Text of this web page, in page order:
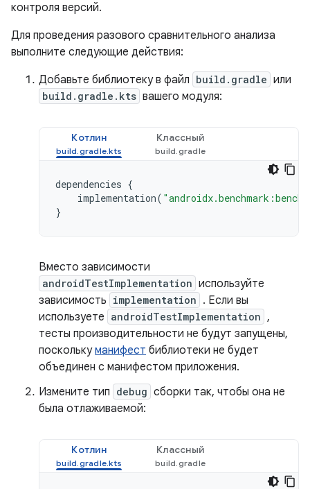
контроля версий.
Для проведения разового сравнительного анализа
выполните следующие действия:
Добавьте библиотеку в файл build.gradle или
build.gradle.kts вашего модуля:
Котлин Классный
dependencies {
implementation(
}
Вместо зависимости
androidTestImplementation используйте
зависимость implementation . Если вы
используете androidTestImplementation ,
тесты производительности не будут запущены,
посколькуманифест библиотеки не будет
объединен с манифестом приложения.
Измените тип debug сборки так, чтобы она не
была отлаживаемой:
Котлин Классный